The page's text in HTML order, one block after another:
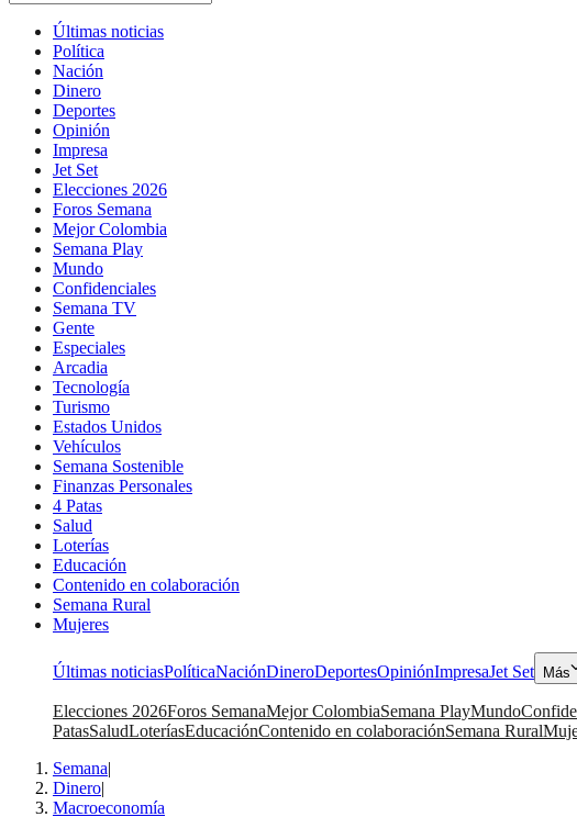
Últimas noticias
Política
Nación
Dinero
Deportes
Opinión
Impresa
Jet Set
Elecciones 2026
Foros Semana
Mejor Colombia
Semana Play
Mundo
Confidenciales
Semana TV
Gente
Especiales
Arcadia
Tecnología
Turismo
Estados Unidos
Vehículos
Semana Sostenible
Finanzas Personales
4 Patas
Salud
Loterías
Educación
Contenido en colaboración
Semana Rural
Mujeres
Últimas noticiasPolíticaNaciónDineroDeportesOpiniónImpresaJet Set Más
Elecciones 2026Foros SemanaMejor ColombiaSemana PlayMundo
PatasSaludLoteríasEducaciónContenido en colaboraciónSemana Rural
Semana|
Dinero|
Macroeconomía